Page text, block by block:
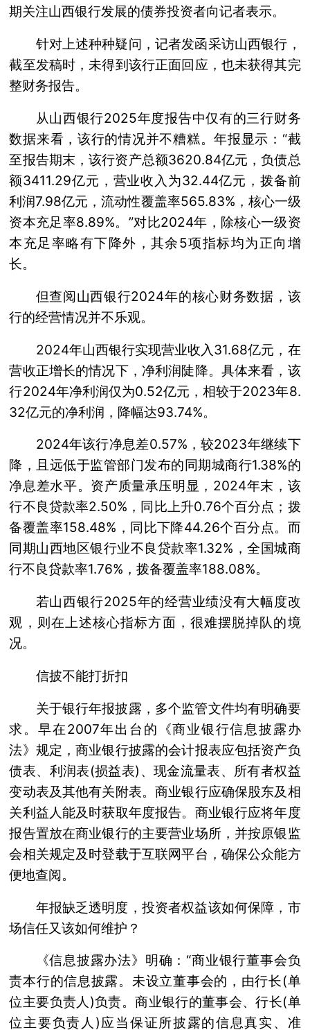
期关注山西银行发展的债券投资者向记者表示。
针对上述种种疑问，记者发函采访山西银行，
截至发稿时，未得到该行正面回应，也未获得其完
整财务报告。
从山西银行2025年度报告中仅有的三行财务
数据来看，该行的情况并不糟糕。年报显示：“截
至报告期末，该行资产总额3620.84亿元，负债总
额3411.29亿元，营业收入为32.44亿元，拨备前
利润7.98亿元，流动性覆盖率565.83%，核心一级
资本充足率8.89%。”对比2024年，除核心一级资
本充足率略有下降外，其余5项指标均为正向增
长。
但查阅山西银行2024年的核心财务数据，该
行的经营情况并不乐观。
2024年山西银行实现营业收入31.68亿元，在
营收正增长的情况下，净利润陡降。具体来看，该
行2024年净利润仅为0.52亿元，相较于2023年8.
32亿元的净利润，降幅达93.74%。
2024年该行净息差0.57%，较2023年继续下
降，且远低于监管部门发布的同期城商行1.38%的
净息差水平。资产质量承压明显，2024年末，该
行不良贷款率2.50%，同比上升0.76个百分点；拨
备覆盖率158.48%，同比下降44.26个百分点。而
同期山西地区银行业不良贷款率1.32%，全国城商
行不良贷款率1.76%，拨备覆盖率188.08%。
若山西银行2025年的经营业绩没有大幅度改
观，则在上述核心指标方面，很难摆脱掉队的境
况。
信披不能打折扣
关于银行年报披露，多个监管文件均有明确要
求。早在2007年出台的《商业银行信息披露办
法》规定，商业银行披露的会计报表应包括资产负
债表、利润表(损益表)、现金流量表、所有者权益
变动表及其他有关附表。商业银行应确保股东及相
关利益人能及时获取年度报告。商业银行应将年度
报告置放在商业银行的主要营业场所，并按原银监
会相关规定及时登载于互联网平台，确保公众能方
便地查阅。
年报缺乏透明度，投资者权益该如何保障，市
场信任又该如何维护？
《信息披露办法》明确：“商业银行董事会负
责本行的信息披露。未设立董事会的，由行长(单
位主要负责人)负责。商业银行的董事会、行长(单
位主要负责人)应当保证所披露的信息真实、准